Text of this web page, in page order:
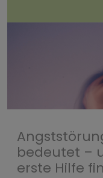
bedeutet –
erste Hilfe